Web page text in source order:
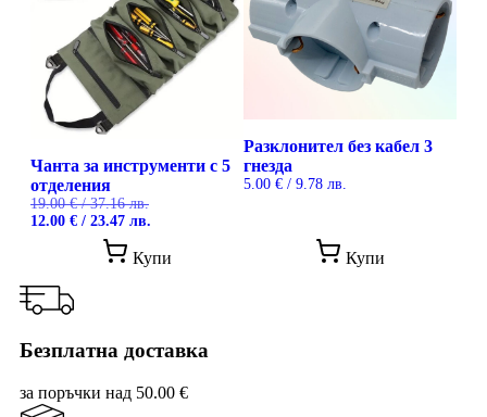
Чанта за инструменти с 5
отделения
19.00€/ 37.16 лв.
Original
/
37.16 лв..
12.00 € / 23.47 лв.
е:
Купи
Разклонител без кабел 3
гнезда
5.00 € / 9.78 лв.
Купи
Безплатна доставка
за поръчки над 50.00 €